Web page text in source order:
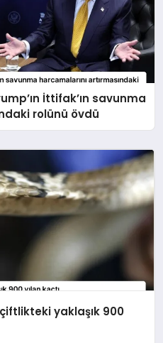
İttifak’ın savunma
rolünü övdü
yaklaşık 900